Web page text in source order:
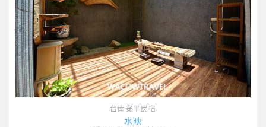
台南安平民宿
水映